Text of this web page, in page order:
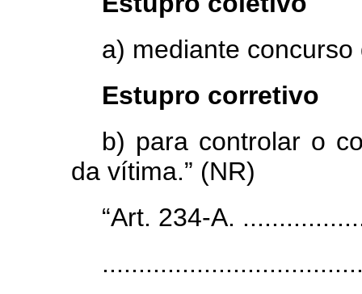
a) mediante
Estupro corretivo
b) para controlar o
da vítima.” (NR)
“Art. 234-A.